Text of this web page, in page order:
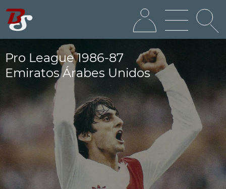
Pro League 1986-87
Emiratos Árabes Unidos